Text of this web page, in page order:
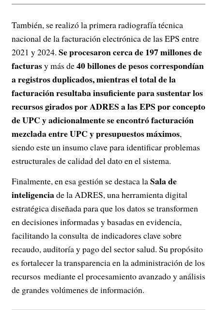
También, se realizó la primera radiografía técnica
nacional de la facturación electrónica de las EPS entre
2021 y 2024. Se procesaron cerca de 197 millones de
facturasy más de40 billones de pesos correspondían
a registros duplicados, mientras el total de la
facturación resultaba insuficiente para sustentar los
recursos girados por ADRES a las EPS por concepto
de UPC y adicionalmente se encontró facturación
mezclada entre UPC y presupuestos máximos,
siendo este un insumo clave para identificar problemas
estructurales de calidad del dato en el sistema.
Finalmente, en esa gestión se destaca laSala de
inteligenciade la ADRES, una herramienta digital
estratégica diseñada para que los datos se transformen
en decisiones informadas y basadas en evidencia,
facilitando la consulta de indicadores clave sobre
recaudo, auditoría y pago del sector salud. Su propósito
es fortalecer la transparencia en la administración de los
recursos mediante el procesamiento avanzado y análisis
de grandes volúmenes de información.